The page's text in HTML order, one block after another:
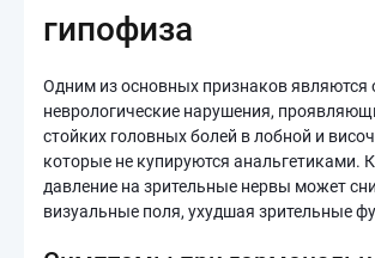
гипофиза
Одним из основных признаков являются
неврологические нарушения,
стойких головных болей в лобной и
которые не купируются анальгетиками.
давление на зрительные нервы может
визуальные поля, ухудшая зрительные